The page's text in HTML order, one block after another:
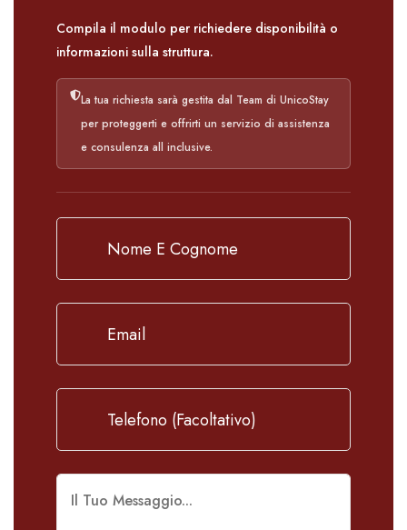
Compila il modulo per richiedere disponibilità o
informazioni sulla struttura.
La tua richiesta sarà gestita dal Team di UnicoStay
per proteggerti e offrirti un servizio di assistenza
e consulenza all inclusive.